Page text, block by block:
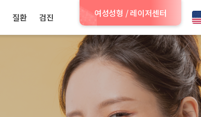
질환 검진 여성성형 / 레이저센터